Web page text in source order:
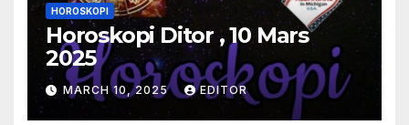
HOROSKOPI
Horoskopi Ditor , 10 Mars
2025
MARCH 10, 2025 EDITOR